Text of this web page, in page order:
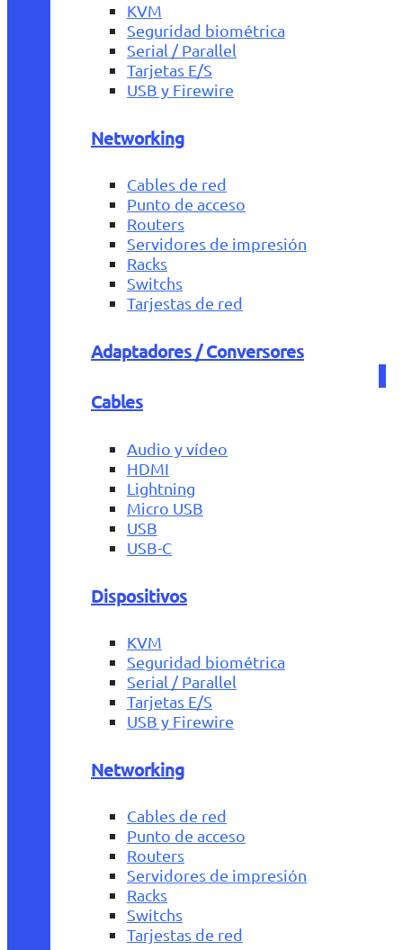
KVM
Seguridad biométrica
Serial / Parallel
Tarjetas E/S
USB y Firewire
Networking
Cables de red
Punto de acceso
Routers
Servidores de impresión
Racks
Switchs
Tarjestas de red
Adaptadores / Conversores
Cables
Audio y vídeo
HDMI
Lightning
Micro USB
USB
USB-C
Dispositivos
KVM
Seguridad biométrica
Serial / Parallel
Tarjetas E/S
USB y Firewire
Networking
Cables de red
Punto de acceso
Routers
Servidores de impresión
Racks
Switchs
Tarjestas de red